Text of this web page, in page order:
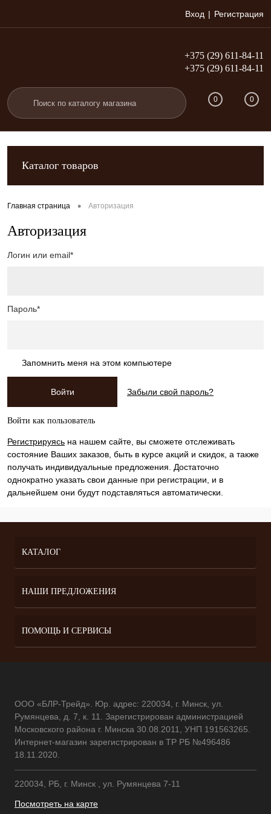
Вход Регистрация
+375 (29) 611-84-11
+375 (29) 611-84-11
0 0
Каталог товаров
Главная страница • Авторизация
Авторизация
Логин или email*
Пароль*
Запомнить меня на этом компьютере
Забыли свой пароль?
Войти как пользователь
Регистрируясь на нашем сайте, вы сможете отслеживать
состояние Ваших заказов, быть в курсе акций и скидок, а также
получать индивидуальные предложения. Достаточно
однократно указать свои данные при регистрации, и в
дальнейшем они будут подставляться автоматически.
КАТАЛОГ
НАШИ ПРЕДЛОЖЕНИЯ
ПОМОЩЬ И СЕРВИСЫ
ООО «БЛР-Трейд». Юр. адрес: 220034, г. Минск, ул.
Румянцева, д. 7, к. 11. Зарегистрирован администрацией
Московского района г. Минска 30.08.2011, УНП 191563265.
Интернет-магазин зарегистрирован в ТР РБ №496486
18.11.2020.
220034, РБ, г. Минск , ул. Румянцева 7-11
Посмотреть на карте